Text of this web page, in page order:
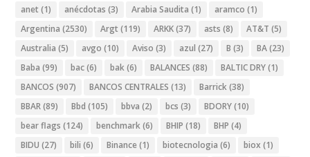
anet (1) anécdotas (3) Arabia Saudita (1) aramco (1)
Argentina (2530) Argt (119) ARKK(37) asts (8) AT&T (5)
Australia (5) avgo (10) Aviso (3) azul (27) B (3) BA(23)
Baba (99) bac(6) bak(6) BALANCES (88) BALTIC DRY(1)
BANCOS (907) BANCOS CENTRALES (13) Barrick(38)
BBAR(89) Bbd (105) bbva (2) bcs (3) BDORY(10)
bear flags (124) benchmark(6) BHIP (18) BHP (4)
BIDU (27) bili (6) Binance (1) biotecnologia (6) biox (1)